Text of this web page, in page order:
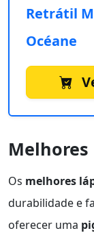
Retrátil
Océane
Melhores
Os melhores
durabilidade e
oferecer uma